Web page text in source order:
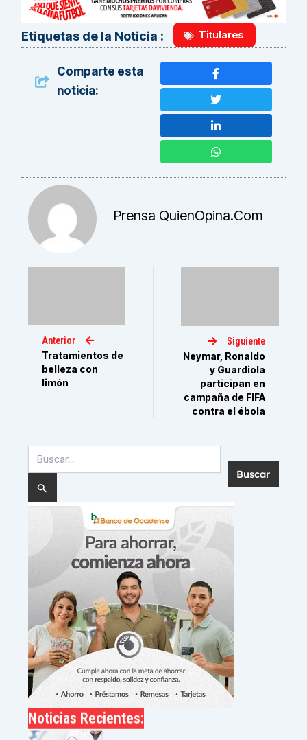
Etiquetas de la Noticia : Titulares
Comparte esta
noticia:
Prensa QuienOpina.com
Anterior
Tratamientos de
belleza con
limón
Siguiente
Neymar, Ronaldo
y Guardiola
participan en
campaña de FIFA
contra el ébola
por:
Noticias Recientes: